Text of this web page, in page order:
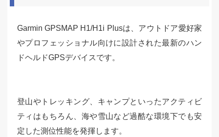
Garmin GPSMAP H1/H1i Plusは、アウトドア愛好家
やプロフェッショナル向けに設計された最新のハン
ドヘルドGPSデバイスです。
登山やトレッキング、キャンプといったアクティビ
ティはもちろん、海や雪山など過酷な環境下でも安
定した測位性能を発揮します。